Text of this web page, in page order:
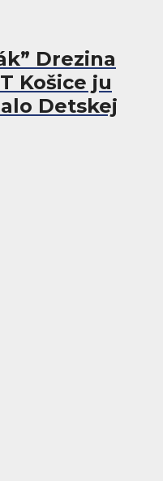
Drezina
Košice ju
Detskej